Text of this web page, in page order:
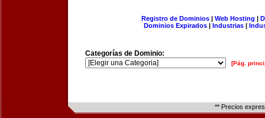
Registro de Dominios| Web Hosting |
Dominios Expirados | Industrias |
Categorías de Dominio:
[Pág.
** Precios